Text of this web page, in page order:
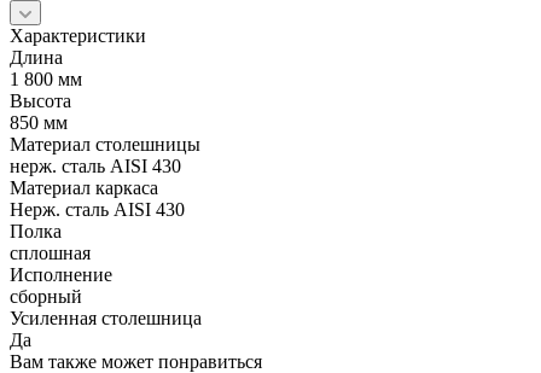
Характеристики
Длина
1 800 мм
Высота
850 мм
Материал столешницы
нерж. сталь AISI 430
Материал каркаса
Нерж. сталь AISI 430
Полка
сплошная
Исполнение
сборный
Усиленная столешница
Да
Вам также может понравиться